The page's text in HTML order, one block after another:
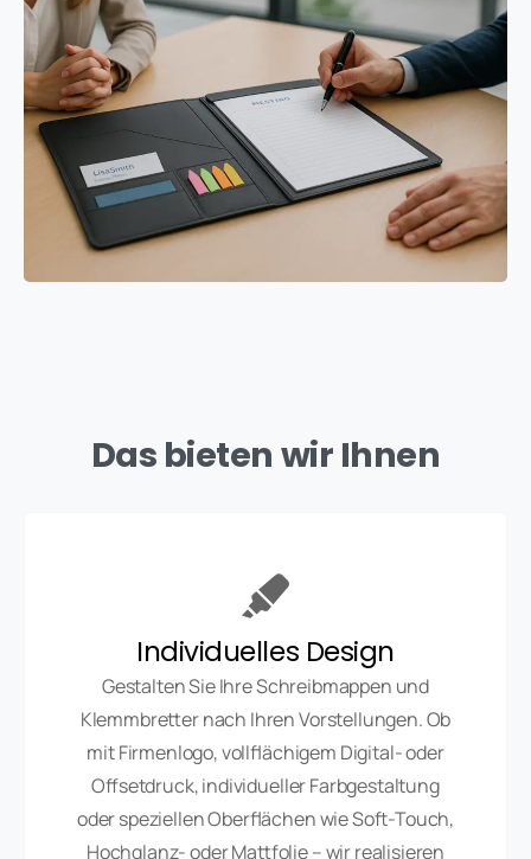
Das bieten wir Ihnen
Individuelles Design
Gestalten Sie Ihre Schreibmappen und
Klemmbretter nach Ihren Vorstellungen. Ob
mit Firmenlogo, vollflächigem Digital- oder
Offsetdruck, individueller Farbgestaltung
oder speziellen Oberflächen wie Soft-Touch,
Hochglanz- oder Mattfolie – wir realisieren